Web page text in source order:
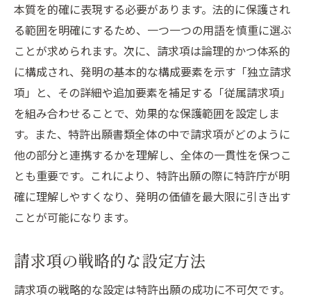
本質を的確に表現する必要があります。法的に保護され
る範囲を明確にするため、一つ一つの用語を慎重に選ぶ
ことが求められます。次に、請求項は論理的かつ体系的
に構成され、発明の基本的な構成要素を示す「独立請求
項」と、その詳細や追加要素を補足する「従属請求項」
を組み合わせることで、効果的な保護範囲を設定しま
す。また、特許出願書類全体の中で請求項がどのように
他の部分と連携するかを理解し、全体の一貫性を保つこ
とも重要です。これにより、特許出願の際に特許庁が明
確に理解しやすくなり、発明の価値を最大限に引き出す
ことが可能になります。
請求項の戦略的な設定方法
請求項の戦略的な設定は特許出願の成功に不可欠です。